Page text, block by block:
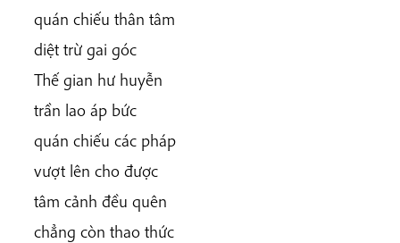
quán chiếu thân tâm
diệt trừ gai góc
Thế gian hư huyễn
trần lao áp bức
quán chiếu các pháp
vượt lên cho được
tâm cảnh đều quên
chẳng còn thao thức